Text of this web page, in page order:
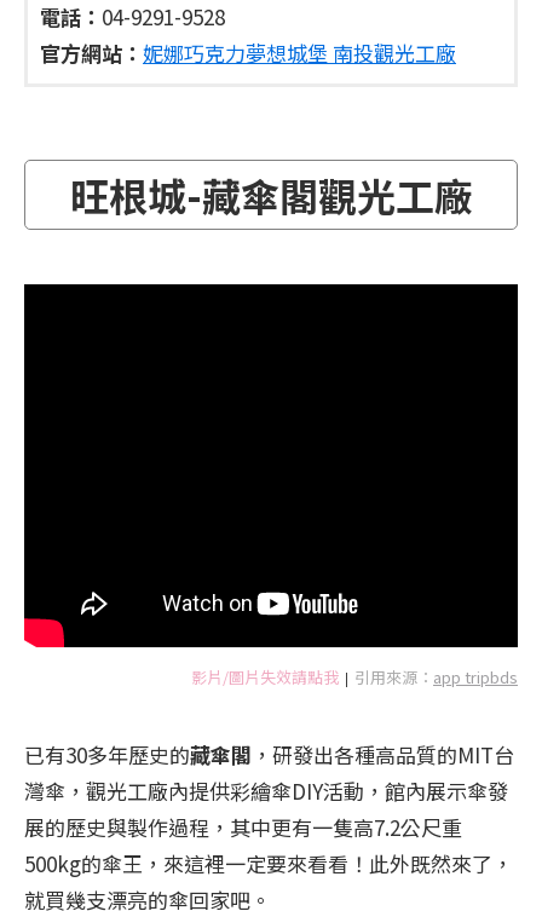
電話： 04-9291-9528
官方網站： 妮娜巧克力夢想城堡 南投觀光工廠
旺根城-藏傘閣觀光工廠
影片/圖片失效請點我 | 引用來源： app tripbds
已有30多年歷史的藏傘閣 ，研發出各種高品質的MIT台
灣傘，觀光工廠內提供彩繪傘DIY活動，館內展示傘發
展的歷史與製作過程，其中更有一隻高7.2公尺重
500kg的傘王，來這裡一定要來看看！此外既然來了，
就買幾支漂亮的傘回家吧。